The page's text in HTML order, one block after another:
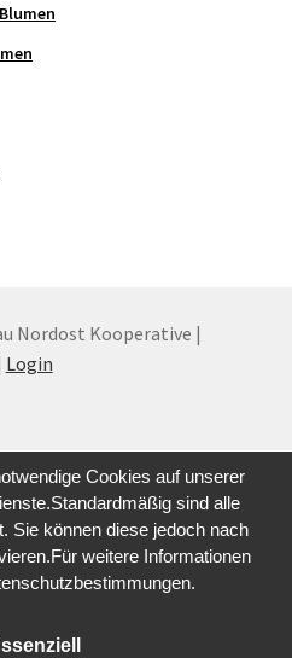
Nordost Kooperative |
Login
Cookies auf unserer
sind alle
Sie können diese jedoch nach
weitere Informationen